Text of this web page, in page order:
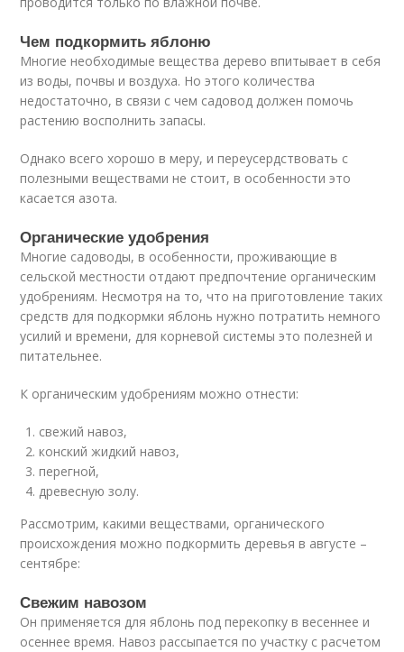
Чем подкормить яблоню
Многие необходимые вещества дерево впитывает в себя
из воды, почвы и воздуха. Но этого количества
недостаточно, в связи с чем садовод должен помочь
растению восполнить запасы.
Однако всего хорошо в меру, и переусердствовать с
полезными веществами не стоит, в особенности это
касается азота.
Органические удобрения
Многие садоводы, в особенности, проживающие в
сельской местности отдают предпочтение органическим
удобрениям. Несмотря на то, что на приготовление таких
средств для подкормки яблонь нужно потратить немного
усилий и времени, для корневой системы это полезней и
питательнее.
К органическим удобрениям можно отнести:
свежий навоз,
конский жидкий навоз,
перегной,
древесную золу.
Рассмотрим, какими веществами, органического
происхождения можно подкормить деревья в августе –
сентябре:
Свежим навозом
Он применяется для яблонь под перекопку в весеннее и
осеннее время. Навоз рассыпается по участку с расчетом